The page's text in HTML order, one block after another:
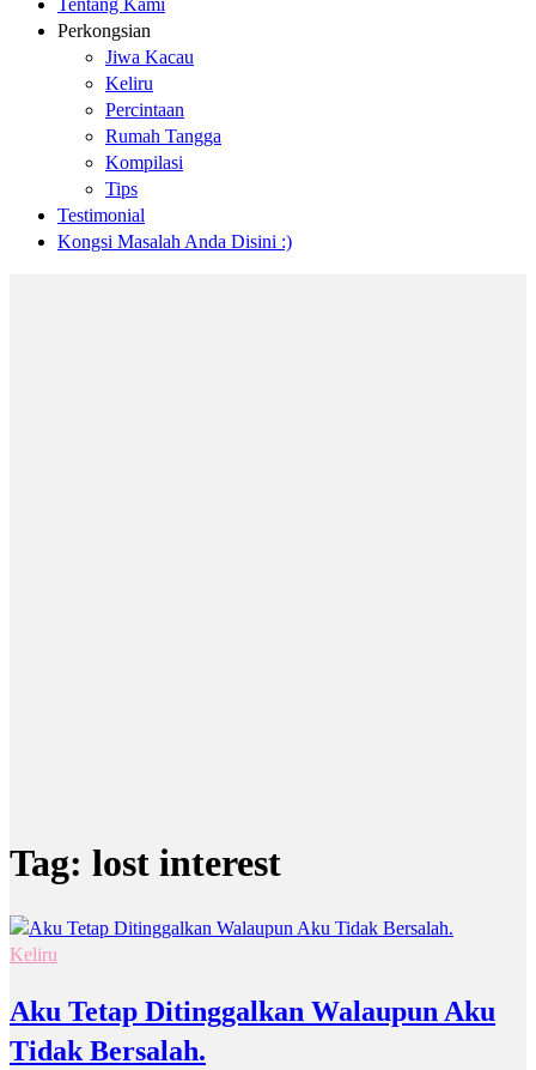
Tentang Kami
Perkongsian
Jiwa Kacau
Keliru
Percintaan
Rumah Tangga
Kompilasi
Tips
Testimonial
Kongsi Masalah Anda Disini :)
Tag: lost interest
Keliru
Aku Tetap Ditinggalkan Walaupun Aku
Tidak Bersalah.